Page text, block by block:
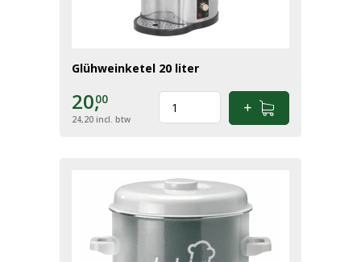
Glühweinketel 20 liter
20,00
24,20 incl. btw